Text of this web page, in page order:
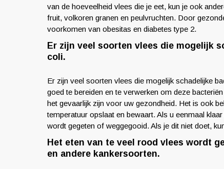
van de hoeveelheid vlees die je eet, kun je ook
fruit, volkoren granen en peulvruchten. Door
voorkomen van obesitas en diabetes type 2.
Er zijn veel soorten vlees die mogelijk
coli.
Er zijn veel soorten vlees die mogelijk schadelijke
goed te bereiden en te verwerken om deze
het gevaarlijk zijn voor uw gezondheid. Het is ook
temperatuur opslaat en bewaart. Als u eenmaal
wordt gegeten of weggegooid. Als je dit niet doet,
Het eten van te veel rood vlees wordt
en andere kankersoorten.